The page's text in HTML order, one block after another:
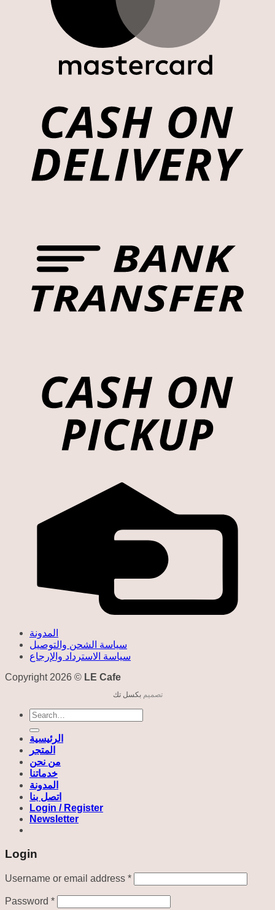
المدونة
سياسة الشحن والتوصيل
سياسة الاسترداد والإرجاع
Copyright 2026 © LE Cafe
تصميمبكسل تك
Search
for:
الرئيسية
المتجر
من نحن
خدماتنا
المدونة
اتصل بنا
Login / Register
Newsletter
Login
Username or email address *Required
Password *Required